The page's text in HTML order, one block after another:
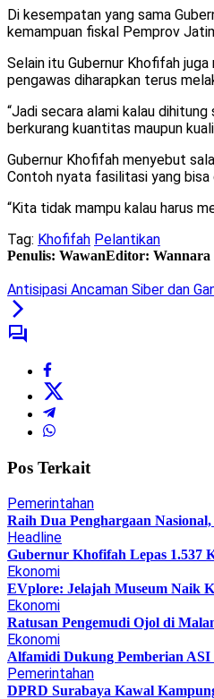
Di kesempatan yang sama
kemampuan fiskal Pemprov
Selain itu Gubernur Khofifah
pengawas diharapkan terus
“Jadi secara alami kalau
berkurang kuantitas maupun
Gubernur Khofifah menyebut
Contoh nyata fasilitasi yang bisa
“Kita tidak mampu kalau harus
Tag: Khofifah Pelantikan
Penulis: WawanEditor: Wannara
Antisipasi Ancaman Siber dan
Pos Terkait
Pemerintahan
Raih Dua Penghargaan
Headline
Gubernur Khofifah Lepas 1.537
Ekonomi
EVplore: Jelajah Museum Naik
Ekonomi
Ratusan Pengemudi Ojol di
Ekonomi
Alfamidi Dukung Pemberian
Pemerintahan
DPRD Surabaya Kawal